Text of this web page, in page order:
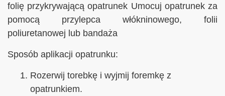
folię przykrywającą opatrunek Umocuj opatrunek za
pomocą przylepca włókninowego, folii
poliuretanowej lub bandaża
Sposób aplikacji opatrunku:
Rozerwij torebkę i wyjmij foremkę z
opatrunkiem.